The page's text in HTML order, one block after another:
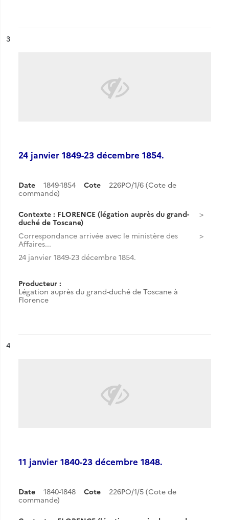
n°
3
24 janvier 1849-23 décembre 1854.
Date 1849-1854 Cote
226PO/1/6 (Cote de
commande)
Contexte : FLORENCE (légation auprès du grand-
duché de Toscane)
Correspondance arrivée avec le ministère des
Affaires...
24 janvier 1849-23 décembre 1854.
Producteur :
Légation auprès du grand-duché de Toscane à
Florence
n°
4
11 janvier 1840-23 décembre 1848.
Date 1840-1848 Cote
226PO/1/5 (Cote de
commande)